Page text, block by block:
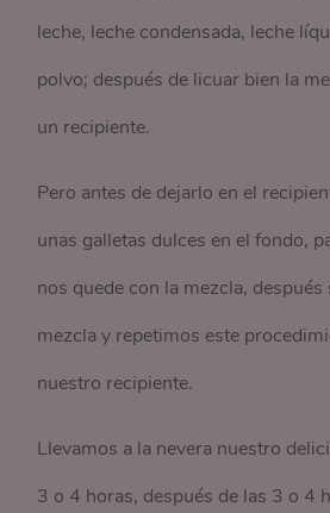
leche, leche condensada, leche
polvo; después de licuar bien la
un recipiente.
Pero antes de dejarlo en el
unas galletas dulces en el fondo,
nos quede con la mezcla,
mezcla y repetimos este
nuestro recipiente.
Llevamos a la nevera nuestro
3 o 4 horas, después de las 3 o 4